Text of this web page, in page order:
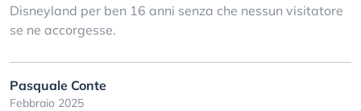
Disneyland per ben 16 anni senza che nessun visitatore
se ne accorgesse.
Pasquale Conte
Febbraio 2025